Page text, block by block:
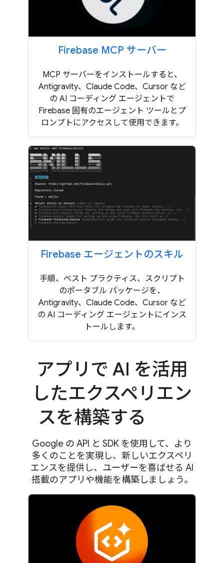
Firebase MCP サーバー
MCP サーバーをインストールすると、
Antigravity、Claude Code、Cursor など
の AI コーディング エージェントで
Firebase 固有のエージェント ツールとプ
ロンプトにアクセスして使用できます。
Firebase エージェントのスキル
手順、ベスト プラクティス、スクリプト
のポータブル パッケージを、
Antigravity、Claude Code、Cursor など
の AI コーディング エージェントにインス
トールします。
アプリで AI を活用
したエクスペリエン
スを構築する
Google の API と SDK を使用して、より
多くのことを実現し、新しいエクスペリ
エンスを提供し、ユーザーを喜ばせる AI
搭載のアプリや機能を構築しましょう。